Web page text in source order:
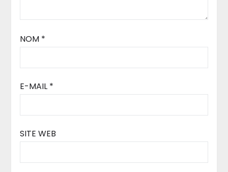
NOM *
E-MAIL *
SITE WEB